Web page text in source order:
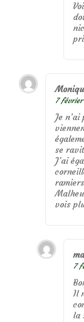
7 février
Je
se
J’ai
vois
7
Il
la